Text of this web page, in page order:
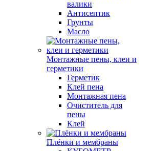
валики
Антисептик
Грунты
Масло
Монтажные пены, клеи и
герметики
Герметик
Клей пена
Монтажная пена
Очиститель для
пены
Клей
Плёнки и мембраны